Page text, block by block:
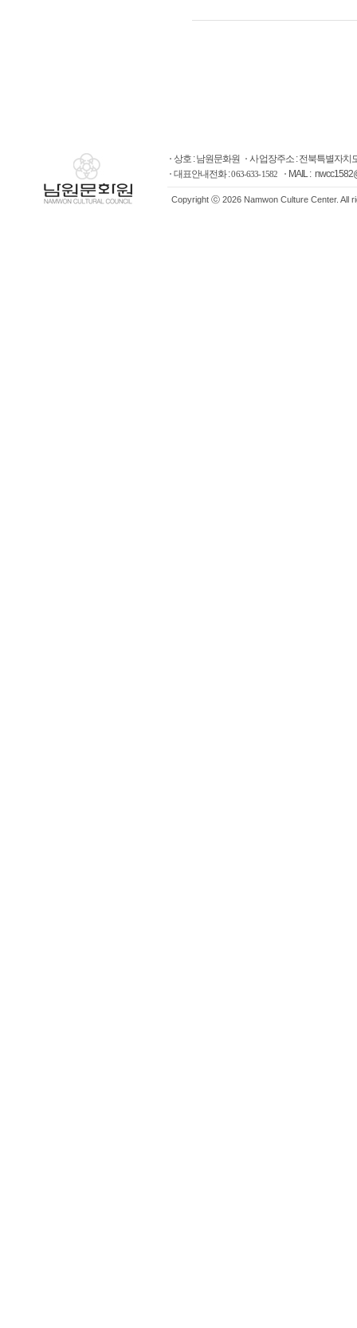
상호 : 남원문화원
사업장주소 : 전북특별자
대표안내전화 :063-633-1582 MAIL :
Copyright ⓒ 2026 Namwon Culture Center. All